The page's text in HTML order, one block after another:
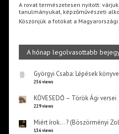
A rovat természetesen nyitott:
tanulmányukat, képzőművészeti
Köszönjük a fotókat a
A hónap legolvasottabb
Györgyi Csaba: Lépések
256 views
KÖVESEDŐ – Török Ági versei
229 views
Miért írok… ? (Böszörményi
156 views